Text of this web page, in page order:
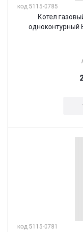
код 5115-0785
Котел
одноконтурный
код 5115-0781